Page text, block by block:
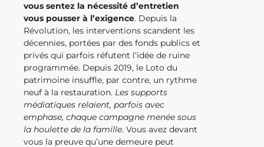
vous sentez la nécessité d’entretien
vous pousser à l’exigence. Depuis la
Révolution, les interventions scandent les
décennies, portées par des fonds publics et
privés qui parfois réfutent l’idée de ruine
programmée. Depuis 2019, le Loto du
patrimoine insuffle, par contre, un rythme
neuf à la restauration. Les supports
médiatiques relaient, parfois avec
emphase, chaque campagne menée sous
la houlette de la famille. Vous avez devant
vous la preuve qu’une demeure peut